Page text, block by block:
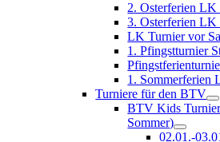
2. Osterferien LK
3. Osterferien LK
LK Turnier vor
1. Pfingstturnier
1. Sommerferien
Turniere für den BTV
BTV Kids
Sommer)
02.01.-